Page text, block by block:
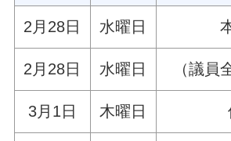
2月28日 水曜日
2月28日 水曜日 （議員
3月1日 木曜日